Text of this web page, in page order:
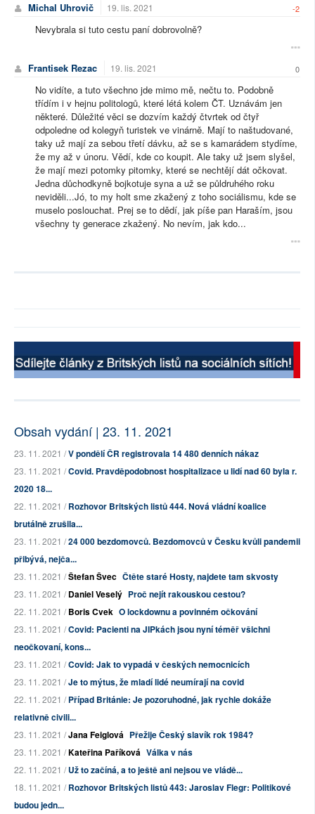
Michal Uhrovič 19. lis. 2021 -2
Nevybrala si tuto cestu paní dobrovolně?
Frantisek Rezac 19. lis. 2021 0
No vidíte, a tuto všechno jde mimo mě, nečtu to. Podobně
třídím i v hejnu politologů, které létá kolem ČT. Uznávám jen
některé. Důležité věci se dozvím každý čtvrtek od čtyř
odpoledne od kolegyň turistek ve vinárně. Mají to naštudované,
taky už mají za sebou třetí dávku, až se s kamarádem stydíme,
že my až v únoru. Vědí, kde co koupit. Ale taky už jsem slyšel,
že mají mezi potomky pitomky, které se nechtějí dát očkovat.
Jedna důchodkyně bojkotuje syna a už se půldruhého roku
neviděli...Jó, to my holt sme zkažený z toho sociálismu, kde se
muselo poslouchat. Prej se to dědí, jak píše pan Haraším, jsou
všechny ty generace zkažený. No nevím, jak kdo...
Obsah vydání | 23. 11. 2021
23. 11. 2021 /V pondělí ČR registrovala 14 480 denních nákaz
23. 11. 2021 /Covid. Pravděpodobnost hospitalizace u lidí nad 60 byla r.
2020 18...
22. 11. 2021 /Rozhovor Britských listů 444. Nová vládní koalice
brutálně zrušila...
23. 11. 2021 /24 000 bezdomovců. Bezdomovců v Česku kvůli pandemii
přibývá, nejča...
23. 11. 2021 /Štefan Švec Čtěte staré Hosty, najdete tam skvosty
23. 11. 2021 /Daniel Veselý Proč nejít rakouskou cestou?
22. 11. 2021 /Boris Cvek O lockdownu a povinném očkování
23. 11. 2021 /Covid: Pacienti na JIPkách jsou nyní téměř všichni
neočkovaní, kons...
23. 11. 2021 /Covid: Jak to vypadá v českých nemocnicích
23. 11. 2021 /Je to mýtus, že mladí lidé neumírají na covid
22. 11. 2021 /Případ Británie: Je pozoruhodné, jak rychle dokáže
relativně civili...
23. 11. 2021 /Jana Feiglová Přežije Český slavík rok 1984?
23. 11. 2021 /Kateřina Paříková Válka v nás
22. 11. 2021 /Už to začíná, a to ještě ani nejsou ve vládě...
18. 11. 2021 /Rozhovor Britských listů 443: Jaroslav Flegr: Politikové
budou jedn...